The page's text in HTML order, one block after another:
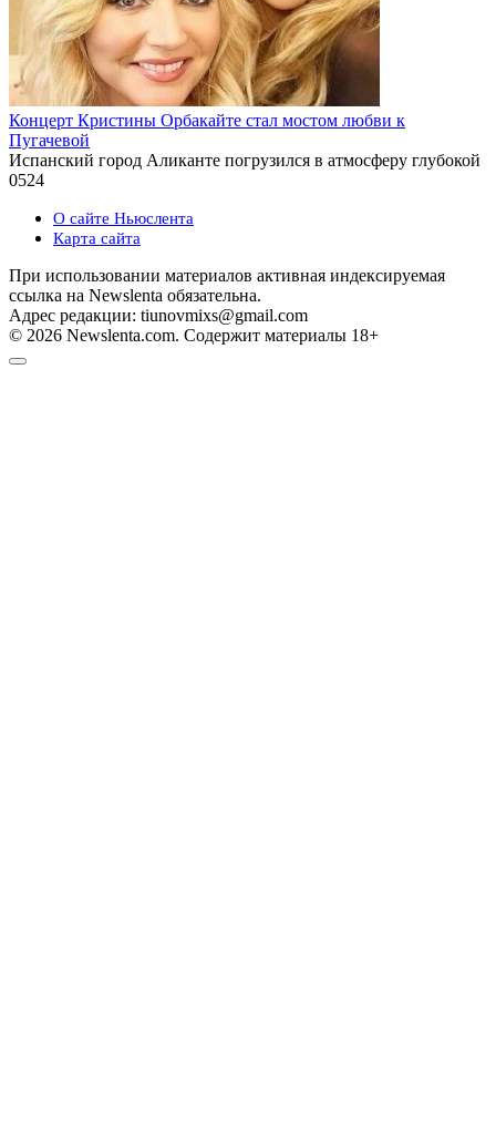
Концерт Кристины Орбакайте стал мостом любви к
Пугачевой
Испанский город Аликанте погрузился в атмосферу глубокой
0524
О сайте Ньюслента
Карта сайта
При использовании материалов активная индексируемая
ссылка на Newslenta обязательна.
Адрес редакции: tiunovmixs@gmail.com
© 2026 Newslenta.com. Содержит материалы 18+